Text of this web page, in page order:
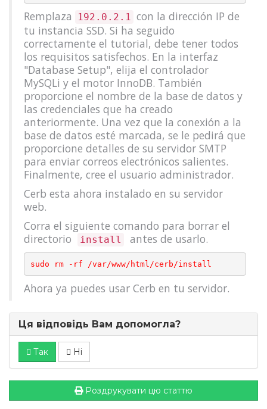
Remplaza 192.0.2.1 con la dirección IP de
tu instancia SSD. Si ha seguido
correctamente el tutorial, debe tener todos
los requisitos satisfechos. En la interfaz
"Database Setup", elija el controlador
MySQLi y el motor InnoDB. También
proporcione el nombre de la base de datos y
las credenciales que ha creado
anteriormente. Una vez que la conexión a la
base de datos esté marcada, se le pedirá que
proporcione detalles de su servidor SMTP
para enviar correos electrónicos salientes.
Finalmente, cree el usuario administrador.
Cerb esta ahora instalado en su servidor
web.
Corra el siguiente comando para borrar el
directorio
install antes de usarlo.
Ahora ya puedes usar Cerb en tu servidor.
Ця відповідь Вам допомогла?
Так Ні
Роздрукувати цю статтю